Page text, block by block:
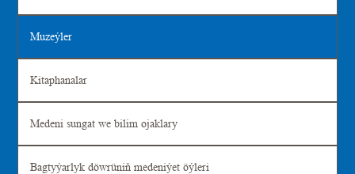
Muzeýler
Kitaphanalar
Medeni sungat we bilim ojaklary
Bagtyýarlyk döwrüniň medeniýet öýleri